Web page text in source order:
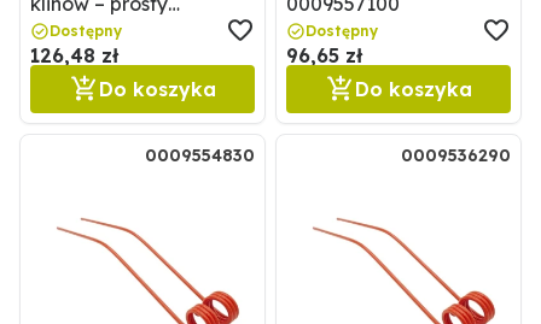
0001818322 / 1818322
Dostępny
126,48 zł
Do koszyka
Dostępny
96,65 zł
Do koszyka
0009554830 0009536290